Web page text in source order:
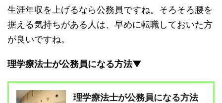
生涯年収を上げるなら公務員ですね。そろそろ腰を
据える気持ちがある人は、早めに転職しておいた方
が良いですね。
理学療法士が公務員になる方法▼
理学療法士が公務員になる方法